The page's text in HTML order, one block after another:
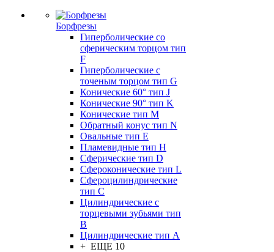
Борфрезы
Гиперболические cо
сферическим торцом тип
F
Гиперболические с
точеным торцом тип G
Конические 60° тип J
Конические 90° тип K
Конические тип M
Обратный конус тип N
Овальные тип E
Пламевидные тип H
Сферические тип D
Сфероконические тип L
Сфероцилиндрические
тип C
Цилиндрические с
торцевыми зубьями тип
B
Цилиндрические тип А
+ ЕЩЕ 10